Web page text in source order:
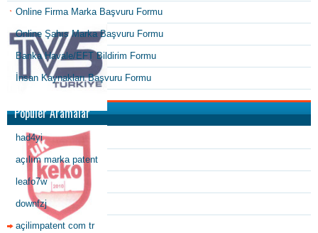
Online Firma Marka Başvuru Formu
Online Şahıs Marka Başvuru Formu
Banka Havale/EFT Bildirim Formu
İnsan Kaynakları Başvuru Formu
Popüler Aramalar
had4yi
açılım marka patent
leafo7w
downfzj
açilimpatent com tr